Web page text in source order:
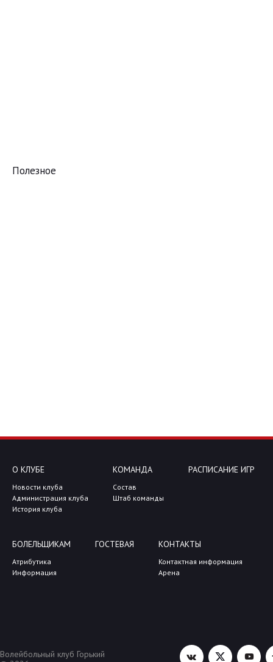
Полезное
О КЛУБЕ
Новости клуба
Администрация клуба
История клуба
КОМАНДА
Состав
Штаб команды
РАСПИСАНИЕ ИГР
БОЛЕЛЬЩИКАМ
Атрибутика
Информация
ГОСТЕВАЯ КОНТАКТЫ
Контактная информация
Арена
Волейбольный клуб Горький